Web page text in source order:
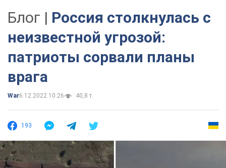
Блог | Россия столкнулась с
неизвестной угрозой:
патриоты сорвали планы
врага
War6.12.2022 10:26 40,8 т.
193